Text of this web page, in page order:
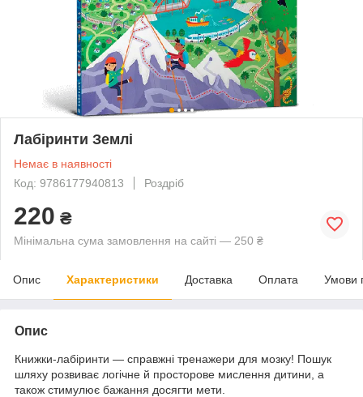
Лабіринти Землі
Немає в наявності
Код: 9786177940813
Роздріб
220 ₴
Мінімальна сума замовлення на сайті — 250 ₴
Опис Характеристики Доставка Оплата Умови
Опис
Книжки-лабіринти — справжні тренажери для мозку! Пошук
шляху розвиває логічне й просторове мислення дитини, а
також стимулює бажання досягти мети.